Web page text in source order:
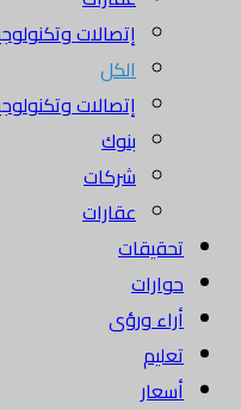
إتصالات
الكل
إتصالات
بنوك
شركات
عقارات
تحقيقات
حوارات
أراء ورؤى
تعليم
أسعار